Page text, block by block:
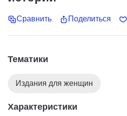
Сравнить Поделиться
Тематики
Издания для женщин
Характеристики